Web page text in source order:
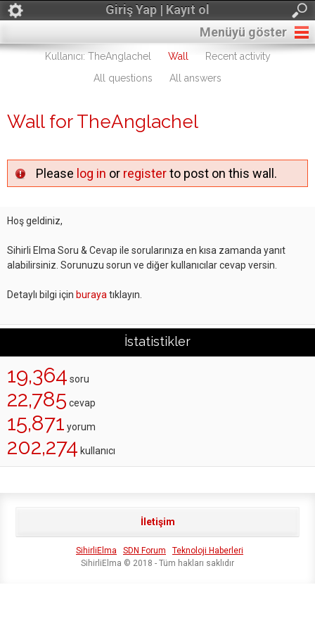
Giriş Yap | Kayıt ol
Menüyü göster
Kullanıcı: TheAnglachel Wall
Recent activity
All questions
All answers
Wall for TheAnglachel
Please log in or registerto post on this wall.
Hoş geldiniz,
Sihirli Elma Soru & Cevap ile sorularınıza en kısa zamanda yanıt
alabilirsiniz. Sorunuzu sorun ve diğer kullanıcılar cevap versin.
Detaylı bilgi için buraya tıklayın.
İstatistikler
19,364 soru
22,785 cevap
15,871 yorum
202,274 kullanıcı
İletişim
SihirliElma SDN Forum
Teknoloji Haberleri
SihirliElma © 2018 - Tüm hakları saklıdır